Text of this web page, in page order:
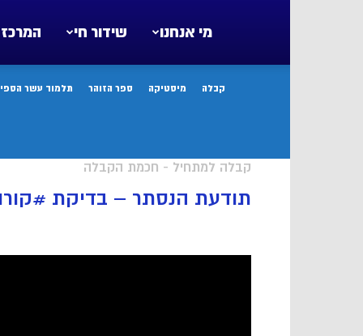
המרכז שידור חי מי אנחנו
קבלה מיסטיקה ספר הזוהר תלמוד עשר
קבלה למתחיל - חכמת הקבלה
תודעת הנסתר – בדיקת